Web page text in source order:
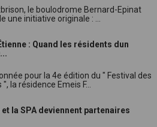
le boulodrome Bernard-Epinat
une initiative originale : ...
: Quand les résidents dun
pour la 4e édition du " Festival des
la résidence Emeis F...
et la SPA deviennent partenaires